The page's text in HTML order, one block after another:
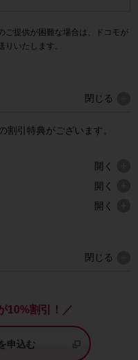
ご提供が困難な場合は、ドコモが
いたします。
閉じる
割引特典がございます。
開く
開く
開く
閉じる
10%割引！／
申込む